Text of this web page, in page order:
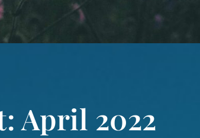
April 2022